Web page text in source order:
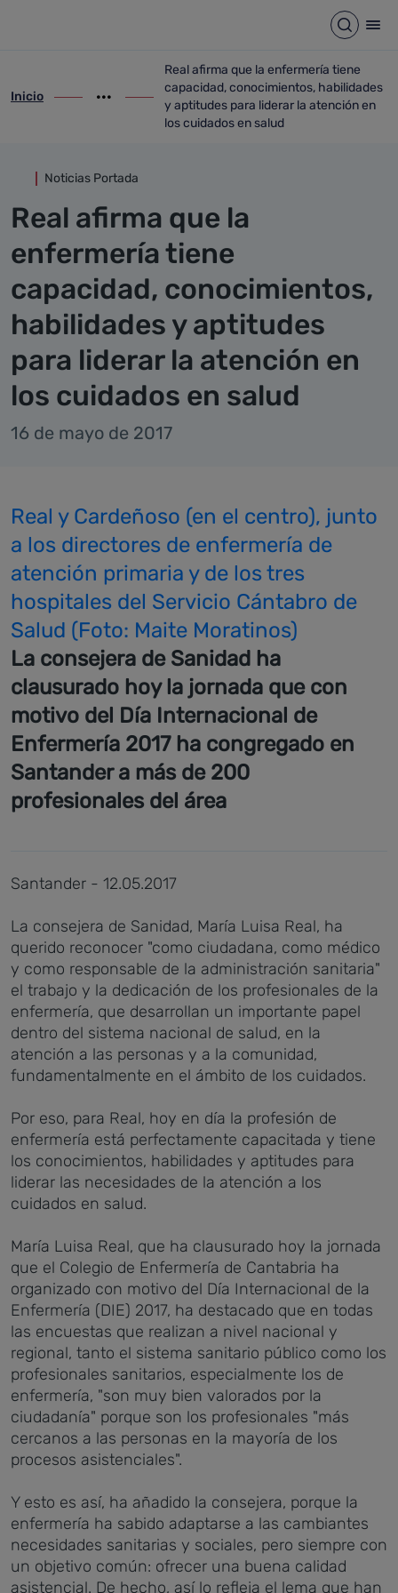
Abrir
ir-a inicio
Inicio
Mostrar opciones del camino de migas
ir-a Real afirma que la enfermería
Real afirma que la enfermería tiene
capacidad, conocimientos, habilidades
y aptitudes para liderar la atención en
los cuidados en salud
Noticias Portada
Real afirma que la
enfermería tiene
capacidad, conocimientos,
habilidades y aptitudes
para liderar la atención en
los cuidados en salud
16 de mayo de 2017
Real y Cardeñoso (en el centro), junto
a los directores de enfermería de
atención primaria y de los tres
hospitales del Servicio Cántabro de
Salud (Foto: Maite Moratinos)
La consejera de Sanidad ha
clausurado hoy la jornada que con
motivo del Día Internacional de
Enfermería 2017 ha congregado en
Santander a más de 200
profesionales del área
Santander - 12.05.2017
La consejera de Sanidad, María Luisa Real, ha
querido reconocer "como ciudadana, como médico
y como responsable de la administración sanitaria"
el trabajo y la dedicación de los profesionales de la
enfermería, que desarrollan un importante papel
dentro del sistema nacional de salud, en la
atención a las personas y a la comunidad,
fundamentalmente en el ámbito de los cuidados.
Por eso, para Real, hoy en día la profesión de
enfermería está perfectamente capacitada y tiene
los conocimientos, habilidades y aptitudes para
liderar las necesidades de la atención a los
cuidados en salud.
María Luisa Real, que ha clausurado hoy la jornada
que el Colegio de Enfermería de Cantabria ha
organizado con motivo del Día Internacional de la
Enfermería (DIE) 2017, ha destacado que en todas
las encuestas que realizan a nivel nacional y
regional, tanto el sistema sanitario público como los
profesionales sanitarios, especialmente los de
enfermería, "son muy bien valorados por la
ciudadanía" porque son los profesionales "más
cercanos a las personas en la mayoría de los
procesos asistenciales".
Y esto es así, ha añadido la consejera, porque la
enfermería ha sabido adaptarse a las cambiantes
necesidades sanitarias y sociales, pero siempre con
un objetivo común: ofrecer una buena calidad
asistencial. De hecho, así lo refleja el lema que han